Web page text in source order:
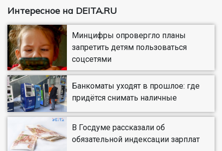
Интересное на DEITA.RU
Минцифры опровергло планы
запретить детям пользоваться
соцсетями
Банкоматы уходят в прошлое: где
придётся снимать наличные
В Госдуме рассказали об
обязательной индексации зарплат